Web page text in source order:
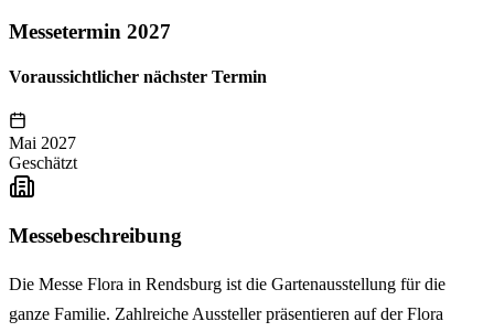
Messetermin 2027
Voraussichtlicher nächster Termin
Mai 2027
Geschätzt
Messebeschreibung
Die Messe Flora in Rendsburg ist die Gartenausstellung für die
ganze Familie. Zahlreiche Aussteller präsentieren auf der Flora